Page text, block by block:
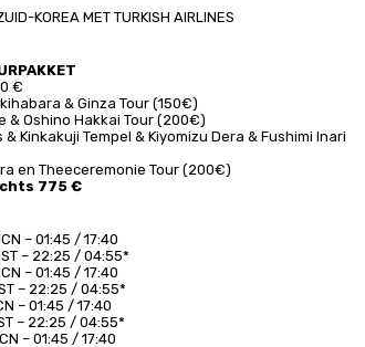
KOREA MET TURKISH AIRLINES
€
& Ginza Tour (150€)
& Oshino Hakkai Tour (200€)
Kinkakuji Tempel & Kiyomizu Dera & Fushimi Inari
en Theeceremonie Tour (200€)
775 €
– 01:45 / 17:40
– 22:25 / 04:55*
– 01:45 / 17:40
– 22:25 / 04:55*
– 01:45 / 17:40
– 22:25 / 04:55*
– 01:45 / 17:40